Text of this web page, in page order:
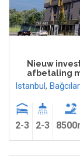
Nieuw
afbetaling
Istanbul, Bağcılar
2-3 2-3